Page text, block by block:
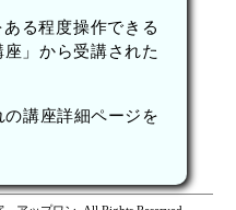
る程度操作できる
」から受講された